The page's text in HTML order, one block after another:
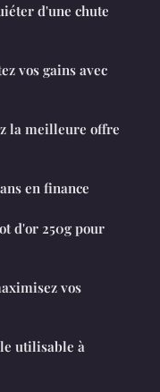
d'une chute
vos gains avec
la meilleure offre
en finance
d'or 250g pour
vos
utilisable à